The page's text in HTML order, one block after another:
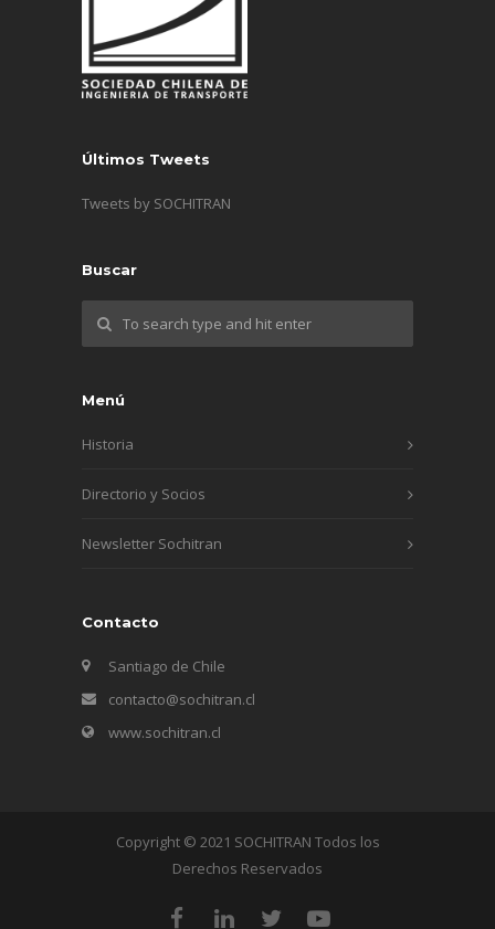
Últimos Tweets
Tweets by SOCHITRAN
Buscar
Menú
Historia
Directorio y Socios
Newsletter Sochitran
Contacto
Santiago de Chile
contacto@sochitran.cl
www.sochitran.cl
Copyright © 2021 SOCHITRAN Todos los
Derechos Reservados